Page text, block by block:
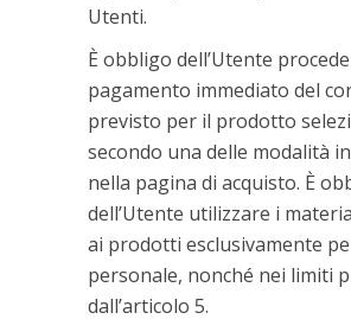
Utenti.
È obbligo dell’Utente
pagamento immediato del
previsto per il prodotto
secondo una delle modalità
nella pagina di acquisto. È
dell’Utente utilizzare i
ai prodotti esclusivamente
personale, nonché nei limiti
dall’articolo 5.